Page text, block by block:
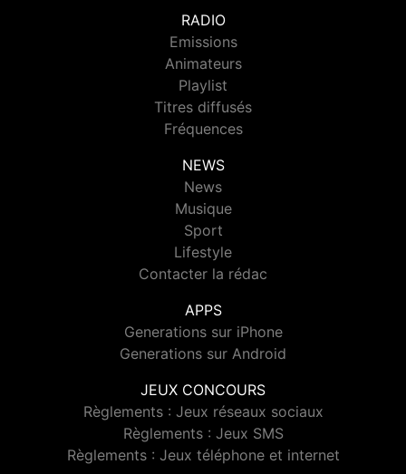
RADIO
Emissions
Animateurs
Playlist
Titres diffusés
Fréquences
NEWS
News
Musique
Sport
Lifestyle
Contacter la rédac
APPS
Generations sur iPhone
Generations sur Android
JEUX CONCOURS
Règlements : Jeux réseaux sociaux
Règlements : Jeux SMS
Règlements : Jeux téléphone et internet